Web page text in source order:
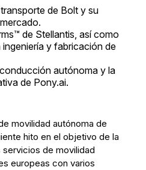
de Bolt y su
de Stellantis, así como
y fabricación de
autónoma y la
de Pony.ai.
movilidad autónoma de
hito en el objetivo de la
de movilidad
europeas con varios